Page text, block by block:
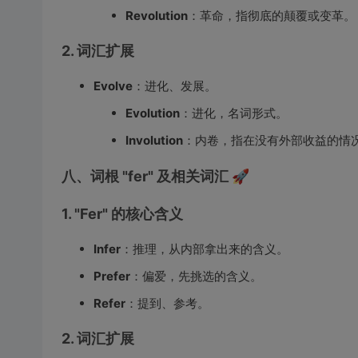
Revolution：革命，指彻底的颠覆或变革。
2. 词汇扩展
Evolve：进化、发展。
Evolution：进化，名词形式。
Involution：内卷，指在没有外部收益的情
八、词根 "fer" 及相关词汇 🚀
1. "Fer" 的核心含义
Infer：推理，从内部拿出来的含义。
Prefer：偏爱，先挑选的含义。
Refer：提到、参考。
2. 词汇扩展